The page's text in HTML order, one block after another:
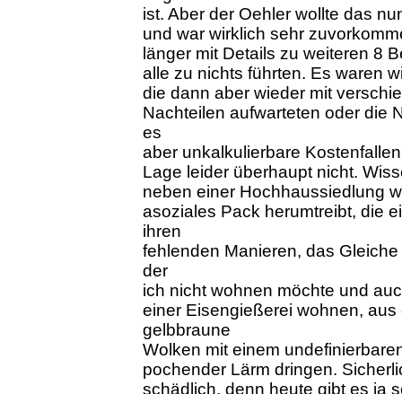
ist. Aber der Oehler wollte das
und war wirklich sehr
länger mit Details zu weiteren 8
alle zu nichts führten. Es waren
die dann aber wieder mit
Nachteilen aufwarteten oder die
es
aber unkalkulierbare
Lage leider überhaupt nicht.
neben einer Hochhaussiedlung
asoziales Pack herumtreibt, die
ihren
fehlenden Manieren, das
der
ich nicht wohnen möchte und
einer Eisengießerei wohnen,
gelbbraune
Wolken mit einem
pochender Lärm dringen.
schädlich, denn heute gibt es ja